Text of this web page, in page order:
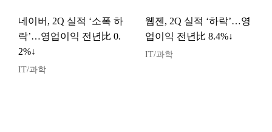
네이버, 2Q 실적 ‘소폭 하
락’…영업이익 전년比 0.
2%↓
IT/과학
웹젠, 2Q 실적 ‘하락’…영
업이익 전년比 8.4%↓
IT/과학